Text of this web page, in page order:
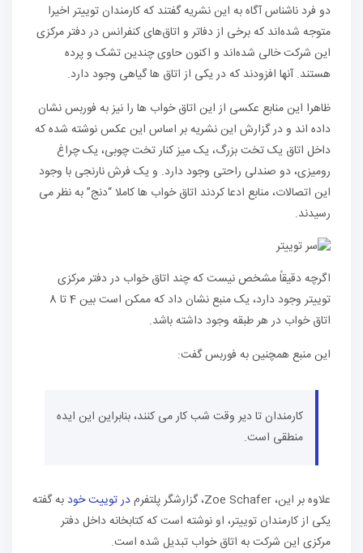
دو فرد ناشناس آگاه به این نشریه گفتند که کارمندان توییتر اخیرا
متوجه شده‌اند که برخی از دفاتر و اتاق‌های کنفرانس در دفتر مرکزی
این شرکت خالی شده‌اند و اکنون حاوی چندین تشک و پرده
هستند. آنها افزودند که در یکی از اتاق ها گیاهی وجود دارد.
ظاهرا این منابع عکسی از این اتاق خواب ها را نیز به فوربس نشان
داده اند و در گزارش این نشریه بر اساس این عکس نوشته شده که
داخل اتاق یک تخت بزرگ، یک میز کنار تخت چوبی، یک چراغ
رومیزی، دو صندلی راحتی وجود دارد. و یک فرش نارنجی با وجود
این اتصالات، منابع ادعا کردند اتاق خواب ها کاملا “دنج” به نظر می
رسیدند.
اگرچه دقیقاً مشخص نیست که چند اتاق خواب در دفتر مرکزی
توییتر وجود دارد، یک منبع نشان داد که ممکن است بین 4 تا 8
اتاق خواب در هر طبقه وجود داشته باشد.
این منبع همچنین به فوربس گفت:
کارمندان تا دیر وقت شب کار می کنند، بنابراین این ایده
منطقی است.
علاوه بر این، Zoe Schafer، گزارشگر پلتفرم در توییت خود به گفته
یکی از کارمندان توییتر، او نوشته است که کتابخانه داخل دفتر
مرکزی این شرکت به اتاق خواب تبدیل شده است.